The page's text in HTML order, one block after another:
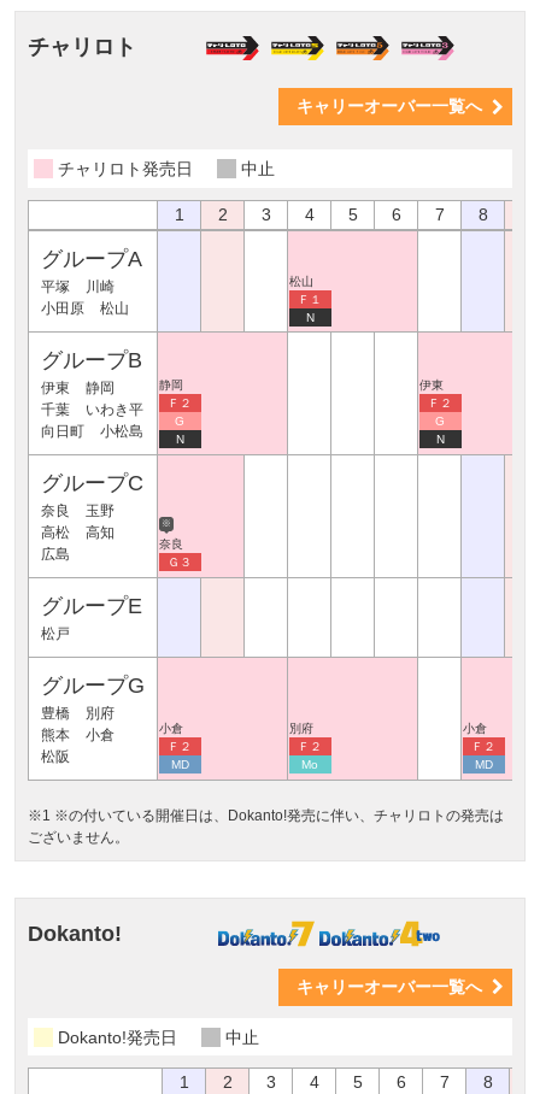
チャリロト
キャリーオーバー一覧へ
チャリロト発売日 中止
1 2 3 4 5 6 7 8
グループA
平塚
川崎
小田原
松山
松山
Ｆ１
N
グループB
伊東
静岡
千葉
いわき平
向日町
小松島
静岡
Ｆ２
G
N
伊東
Ｆ２
G
N
グループC
奈良
玉野
高松
高知
広島
※
奈良
Ｇ３
グループE
松戸
グループG
豊橋
別府
熊本
小倉
松阪
小倉
Ｆ２
MD
別府
Ｆ２
Mo
小倉
Ｆ２
MD
※1 ※の付いている開催日は、Dokanto!発売に伴い、チャリロトの発売は
ございません。
Dokanto!
キャリーオーバー一覧へ
Dokanto!発売日 中止
1 2 3 4 5 6 7 8